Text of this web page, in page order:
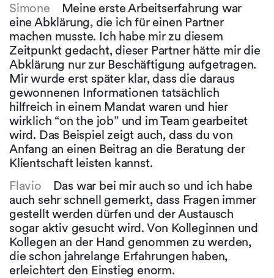
Simone
Meine erste Arbeitserfahrung war
eine Abklärung, die ich für einen Partner
machen musste. Ich habe mir zu diesem
Zeitpunkt gedacht, dieser Partner hätte mir die
Abklärung nur zur Beschäftigung aufgetragen.
Mir wurde erst später klar, dass die daraus
gewonnenen Informationen tatsächlich
hilfreich in einem Mandat waren und hier
wirklich “on the job” und im Team gearbeitet
wird. Das Beispiel zeigt auch, dass du von
Anfang an einen Beitrag an die Beratung der
Klientschaft leisten kannst.
Flavio
Das war bei mir auch so und ich habe
auch sehr schnell gemerkt, dass Fragen immer
gestellt werden dürfen und der Austausch
sogar aktiv gesucht wird. Von Kolleginnen und
Kollegen an der Hand genommen zu werden,
die schon jahrelange Erfahrungen haben,
erleichtert den Einstieg enorm.